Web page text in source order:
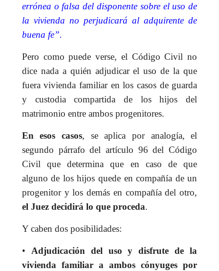
errónea o falsa del disponente sobre el uso de
la vivienda no perjudicará al adquirente de
buena fe”.
Pero como puede verse, el Código Civil no
dice nada a quién adjudicar el uso de la que
fuera vivienda familiar en los casos de guarda
y custodia compartida de los hijos del
matrimonio entre ambos progenitores.
En esos casos, se aplica por analogía, el
segundo párrafo del artículo 96 del Código
Civil que determina que en caso de que
alguno de los hijos quede en compañía de un
progenitor y los demás en compañía del otro,
el Juez decidirá lo que proceda.
Y caben dos posibilidades:
• Adjudicación del uso y disfrute de la
vivienda familiar a ambos cónyuges por